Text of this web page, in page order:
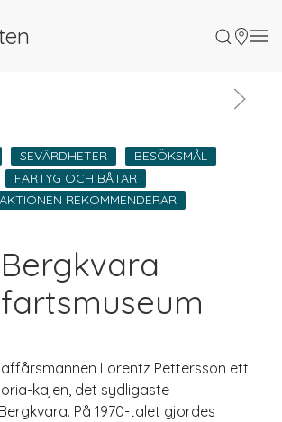
SEVÄRDHETER
BESÖKSMÅL
FARTYG OCH BÅTAR
REKOMMEN­DERAR
Bergkvara
Lorentz Pettersson ett
kajen, det sydligaste
På 1970-talet gjordes